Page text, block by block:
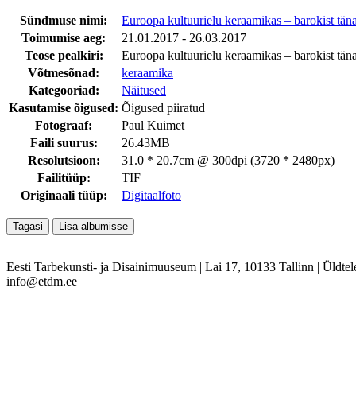
Sündmuse nimi:
Euroopa kultuurielu keraamikas – barokist
Toimumise aeg:
21.01.2017 - 26.03.2017
Teose pealkiri:
Euroopa kultuurielu keraamikas – barokist
Võtmesõnad:
keraamika
Kategooriad:
Näitused
Kasutamise õigused: Õigused piiratud
Fotograaf:
Paul Kuimet
Faili suurus:
26.43MB
Resolutsioon:
31.0 * 20.7cm @ 300dpi (3720 * 2480px)
Failitüüp:
TIF
Originaali tüüp:
Digitaalfoto
Eesti Tarbekunsti- ja Disainimuuseum | Lai 17, 10133 Tallinn |
info@etdm.ee